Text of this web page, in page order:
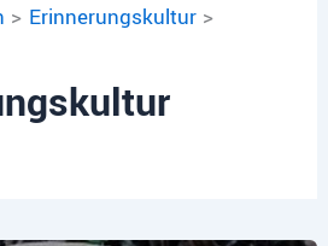
Erinnerungskultur